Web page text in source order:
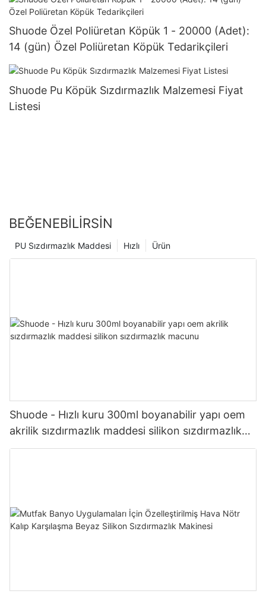
Shuode Özel Poliüretan Köpük 1 - 20000 (Adet):
14 (gün) Özel Poliüretan Köpük Tedarikçileri
Shuode Pu Köpük Sızdırmazlık Malzemesi Fiyat
Listesi
BEĞENEBILIRSIN
Ürün
Hızlı
PU Sızdırmazlık Maddesi
Shuode - Hızlı kuru 300ml boyanabilir yapı oem
akrilik sızdırmazlık maddesi silikon sızdırmazlık
macunu